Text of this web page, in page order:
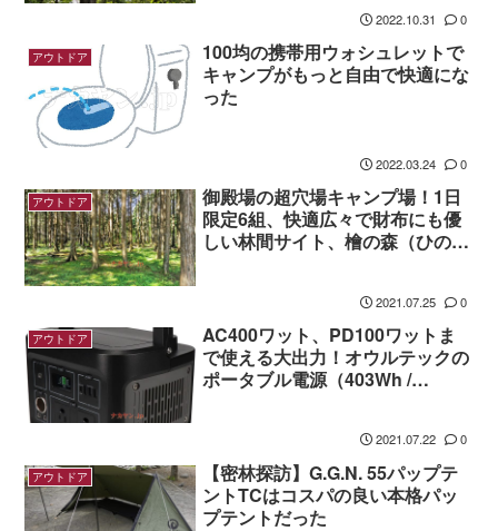
2022.10.31 0
アウトドア
100均の携帯用ウォシュレットで
キャンプがもっと自由で快適にな
った
2022.03.24 0
アウトドア
御殿場の超穴場キャンプ場！1日
限定6組、快適広々で財布にも優
しい林間サイト、檜の森（ひのき
2021.07.25 0
アウトドア
AC400ワット、PD100ワットま
で使える大出力！オウルテックの
ポータブル電源（403Wh /
2021.07.22 0
アウトドア
【密林探訪】G.G.N. 55パップテ
ントTCはコスパの良い本格パッ
プテントだった